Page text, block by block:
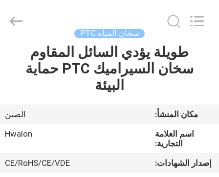
معلومات
جولة
سخان المياه PTC
طويلة يؤدي السائل المقاوم
سخان السيراميك PTC حماية
البيئة
مكان المنشأ:
الصين
اسم العلامة
التجارية:
Hwalon
إصدار الشهادات:
CE/RoHS/CE/VDE